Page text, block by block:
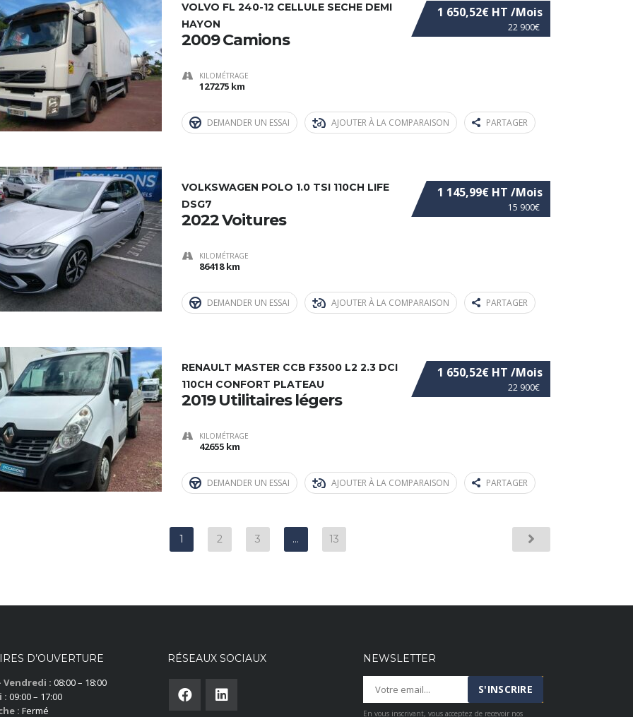
22 900€
1 650,52€ HT /Mois
VOLVO FL 240-12 CELLULE SECHE DEMI
HAYON
2009 Camions
KILOMÉTRAGE
127275 km
DEMANDER UN ESSAI AJOUTER À LA COMPARAISON PARTAGER
15 900€
1 145,99€ HT /Mois
VOLKSWAGEN POLO 1.0 TSI 110CH LIFE
DSG7
2022 Voitures
KILOMÉTRAGE
86418 km
DEMANDER UN ESSAI AJOUTER À LA COMPARAISON PARTAGER
22 900€
1 650,52€ HT /Mois
RENAULT MASTER CCB F3500 L2 2.3 DCI
110CH CONFORT PLATEAU
2019 Utilitaires légers
KILOMÉTRAGE
42655 km
DEMANDER UN ESSAI AJOUTER À LA COMPARAISON PARTAGER
1 2 3 … 13
D’OUVERTURE
Vendredi : 08:00 – 18:00
: 09:00 – 17:00
: Fermé
RÉSEAUX SOCIAUX NEWSLETTER
En vous inscrivant, vous acceptez de recevoir nos